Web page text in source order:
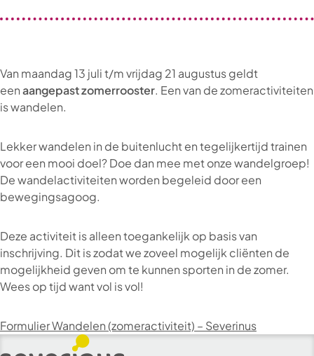
Van maandag 13 juli t/m vrijdag 21 augustus geldt
eenaangepast zomerrooster. Een van de zomeractiviteiten
is wandelen.
Lekker wandelen in de buitenlucht en tegelijkertijd trainen
voor een mooi doel? Doe dan mee met onze wandelgroep!
De wandelactiviteiten worden begeleid door een
bewegingsagoog.
Deze activiteit is alleen toegankelijk op basis van
inschrijving. Dit is zodat we zoveel mogelijk cliënten de
mogelijkheid geven om te kunnen sporten in de zomer.
Wees op tijd want vol is vol!
Formulier Wandelen (zomeractiviteit) – Severinus